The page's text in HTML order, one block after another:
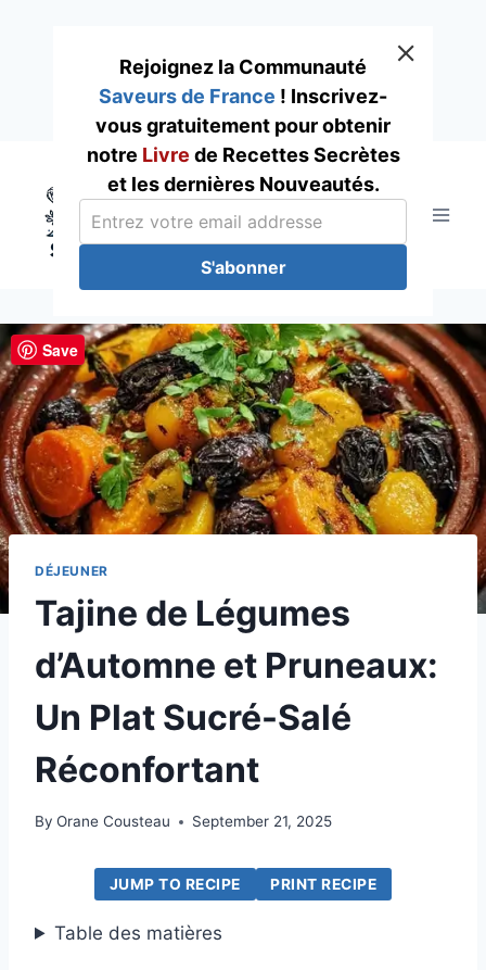
content
DÉJEUNER
Tajine de Légumes
d’Automne et Pruneaux:
Un Plat Sucré-Salé
Réconfortant
By Orane Cousteau September 21, 2025
JUMP TO RECIPE PRINT RECIPE
Table des matières
Rejoignez la Communauté
Saveurs de France ! Inscrivez-
vous gratuitement pour obtenir
notre Livre de Recettes Secrètes
et les dernières Nouveautés.
S'abonner
Save